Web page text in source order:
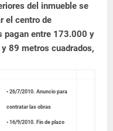
del inmueble se
el centro de
pagan entre 173.000 y
89 metros cuadrados,
• 26/7/2010. Anuncio para
contratar las obras
• 16/9/2010. Fin de plazo